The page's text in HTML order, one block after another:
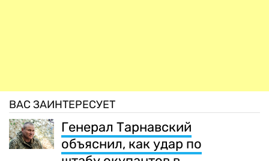
ВАС ЗАИНТЕРЕСУЕТ
Генерал Тарнавский
объяснил, как удар по